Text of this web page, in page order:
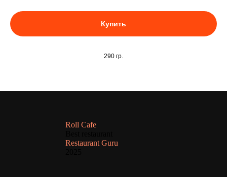
Купить
290 гр.
Roll Cafe
Restaurant Guru